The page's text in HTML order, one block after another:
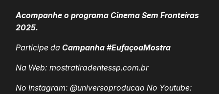
Acompanhe o programa Cinema Sem Fronteiras
2025.
Participe da Campanha #EufaçoaMostra
Na Web: mostratiradentessp.com.br
No Instagram: @universoproducao No Youtube: